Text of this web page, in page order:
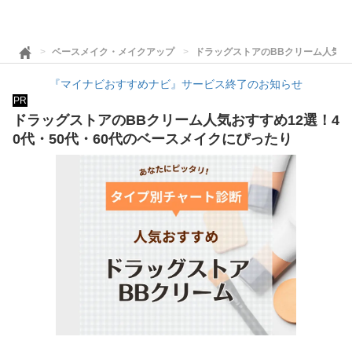
ベースメイク・メイクアップ ドラッグストアのBBクリーム人気
『マイナビおすすめナビ』サービス終了のお知らせ
PR
ドラッグストアのBBクリーム人気おすすめ12選！4
0代・50代・60代のベースメイクにぴったり